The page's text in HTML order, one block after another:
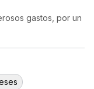
gastos, por un